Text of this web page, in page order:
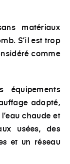
matériaux
S’il est trop
comme
adapté,
chaude et
usées, des
et un réseau